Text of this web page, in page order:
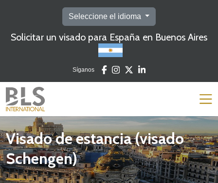
Seleccione el idioma
Solicitar un visado para España en Buenos Aires
Síganos
Visado de estancia (visado
Schengen)